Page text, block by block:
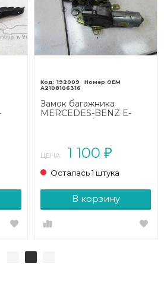
192009
A2108106316
Замок багажника
MERCEDES-BENZ E-
ЦЕНА: 1 100 ₽
Осталась 1 штука
В корзину